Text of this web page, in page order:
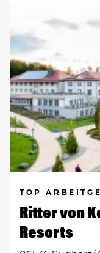
TOP
Ritter von
Resorts